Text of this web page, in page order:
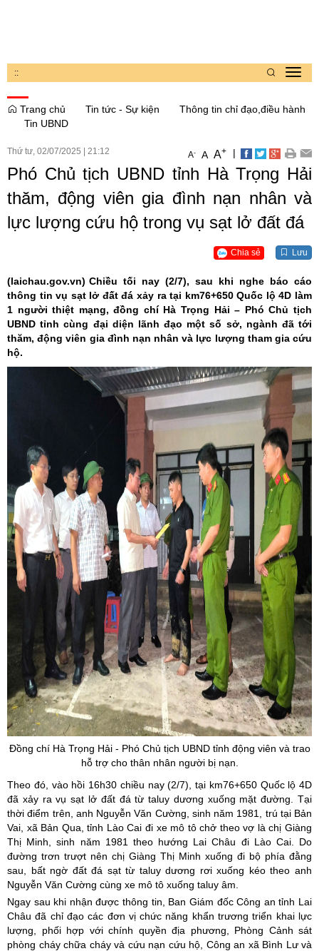
::
Trang chủ
Tin tức - Sự kiện
Thông tin chỉ đạo,điều hành
Tin UBND
Thứ tư, 02/07/2025 21:12 A- A A+ |
Phó Chủ tịch UBND tỉnh Hà Trọng Hải
thăm, động viên gia đình nạn nhân và
lực lượng cứu hộ trong vụ sạt lở đất đá
Chia sẻ Lưu
(laichau.gov.vn) Chiều tối nay (2/7), sau khi nghe báo cáo
thông tin vụ sạt lở đất đá xảy ra tại km76+650 Quốc lộ 4D làm
1 người thiệt mạng, đồng chí Hà Trọng Hải – Phó Chủ tịch
UBND tỉnh cùng đại diện lãnh đạo một số sở, ngành đã tới
thăm, động viên gia đình nạn nhân và lực lượng tham gia cứu
hộ.
Đồng chí Hà Trọng Hải - Phó Chủ tịch UBND tỉnh động viên và trao
hỗ trợ cho thân nhân người bị nạn.
Theo đó, vào hồi 16h30 chiều nay (2/7), tại km76+650 Quốc lộ 4D
đã xảy ra vụ sạt lở đất đá từ taluy dương xuống mặt đường. Tại
thời điểm trên, anh Nguyễn Văn Cường, sinh năm 1981, trú tại Bản
Vai, xã Bản Qua, tỉnh Lào Cai đi xe mô tô chở theo vợ là chị Giàng
Thị Minh, sinh năm 1981 theo hướng Lai Châu đi Lào Cai. Do
đường trơn trượt nên chị Giàng Thị Minh xuống đi bộ phía đằng
sau, bất ngờ đất đá sạt từ taluy dương rơi xuống kéo theo anh
Nguyễn Văn Cường cùng xe mô tô xuống taluy âm.
Ngay sau khi nhận được thông tin, Ban Giám đốc Công an tỉnh Lai
Châu đã chỉ đạo các đơn vị chức năng khẩn trương triển khai lực
lượng, phối hợp với chính quyền địa phương, Phòng Cảnh sát
phòng cháy chữa cháy và cứu nạn cứu hộ, Công an xã Bình Lư và